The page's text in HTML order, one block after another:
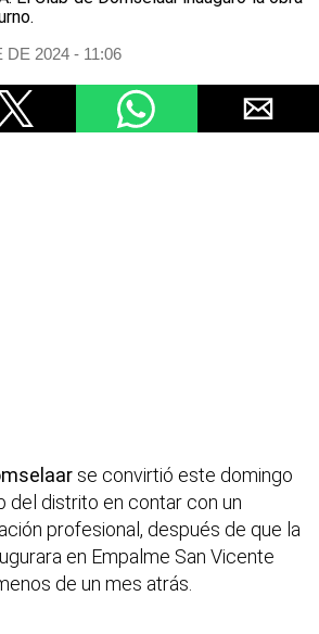
DE 2024 - 11:06
se convirtió este domingo
del distrito en contar con un
profesional, después de que la
en Empalme San Vicente
de un mes atrás.